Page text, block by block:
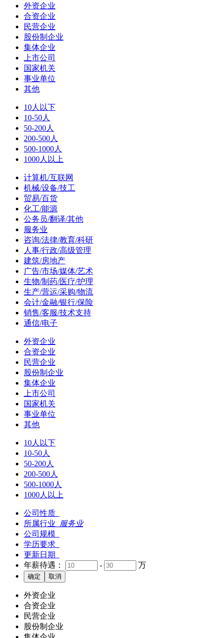
外资企业
合资企业
民营企业
股份制企业
集体企业
上市公司
国家机关
事业单位
其他
10人以下
10-50人
50-200人
200-500人
500-1000人
1000人以上
计算机/互联网
机械/设备/技工
贸易/百货
化工/能源
公务员/翻译/其他
服务业
咨询/法律/教育/科研
人事/行政/高级管理
建筑/房地产
广告/市场/媒体/艺术
生物/制药/医疗/护理
生产/营运/采购/物流
会计/金融/银行/保险
销售/客服/技术支持
通信/电子
外资企业
合资企业
民营企业
股份制企业
集体企业
上市公司
国家机关
事业单位
其他
10人以下
10-50人
50-200人
200-500人
500-1000人
1000人以上
公司性质
所属行业 服务业
公司规模
学历要求
更新日期
年薪待遇：
- 万
外资企业
合资企业
民营企业
股份制企业